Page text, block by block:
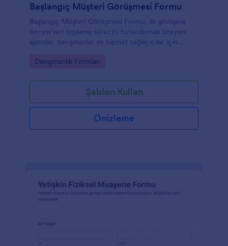
Başlangıç Müşteri Görüşmesi Formu
Başlangıç Müşteri Görüşmesi Formu, ilk görüşme
öncesi veri toplama sürecini hızlandırmak isteyen
ajanslar, danışmanlar ve hizmet sağlayıcılar için
Go to Category:
Danışmanlık Formları
Şablon Kullan
Önizleme